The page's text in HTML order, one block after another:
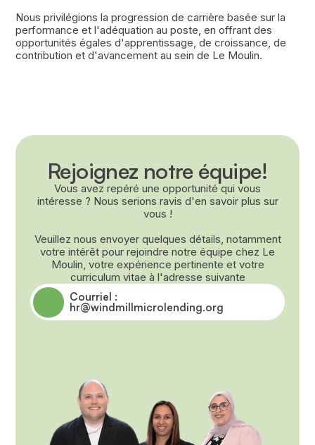
Nous privilégions la progression de carrière basée sur la
performance et l'adéquation au poste, en offrant des
opportunités égales d'apprentissage, de croissance, de
contribution et d'avancement au sein de Le Moulin.
Rejoignez notre équipe!
Vous avez repéré une opportunité qui vous
intéresse ? Nous serions ravis d'en savoir plus sur
vous !
Veuillez nous envoyer quelques détails, notamment
votre intérêt pour rejoindre notre équipe chez Le
Moulin, votre expérience pertinente et votre
curriculum vitae à l'adresse suivante
Courriel :
hr@windmillmicrolending.org